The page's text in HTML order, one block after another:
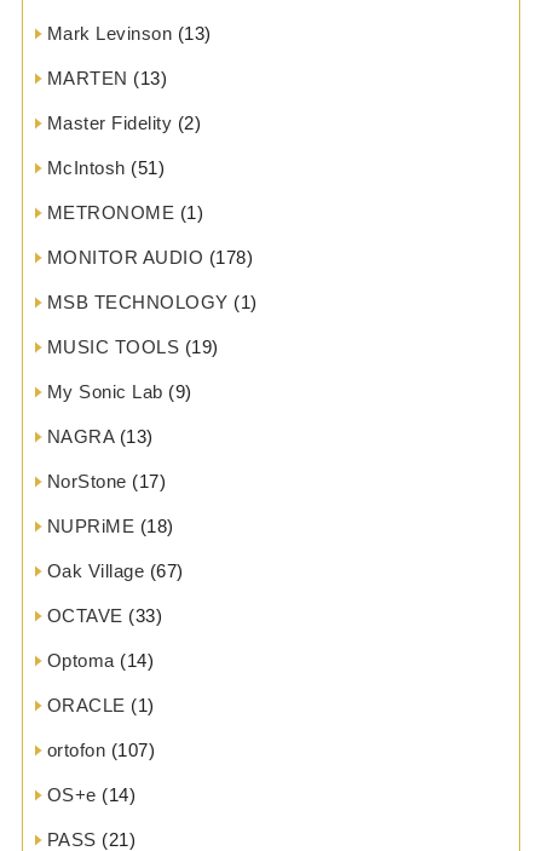
Mark Levinson (13)
MARTEN (13)
Master Fidelity (2)
McIntosh (51)
METRONOME (1)
MONITOR AUDIO (178)
MSB TECHNOLOGY (1)
MUSIC TOOLS (19)
My Sonic Lab (9)
NAGRA(13)
NorStone (17)
NUPRiME (18)
Oak Village (67)
OCTAVE (33)
Optoma (14)
ORACLE (1)
ortofon (107)
OS+e (14)
PASS (21)